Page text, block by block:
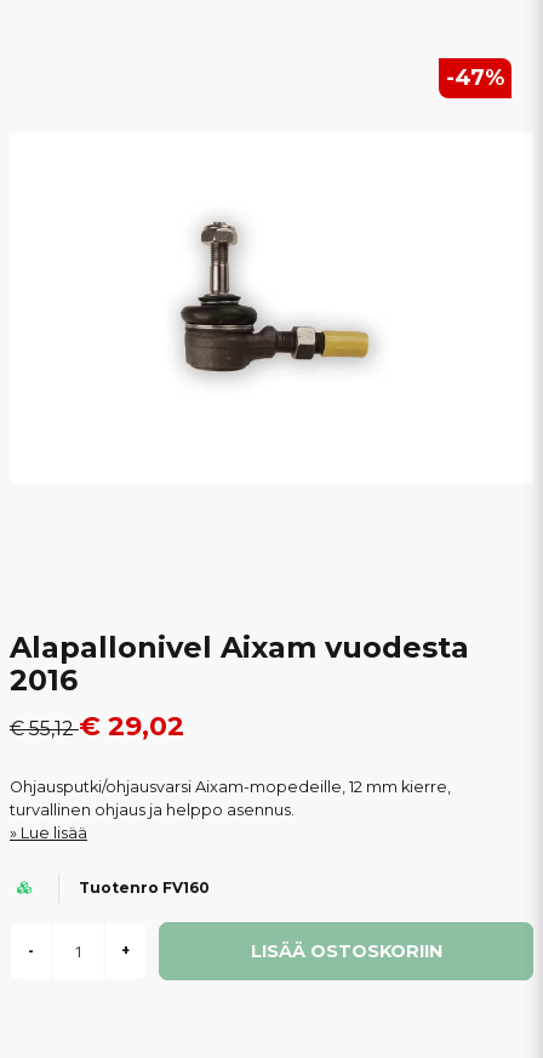
-47%
Alapallonivel Aixam vuodesta
2016
€ 55,12€ 29,02
Ohjausputki/ohjausvarsi Aixam-mopedeille, 12 mm kierre,
turvallinen ohjaus ja helppo asennus.
Lue lisää
Tuotenro FV160
- + LISÄÄ OSTOSKORIIN